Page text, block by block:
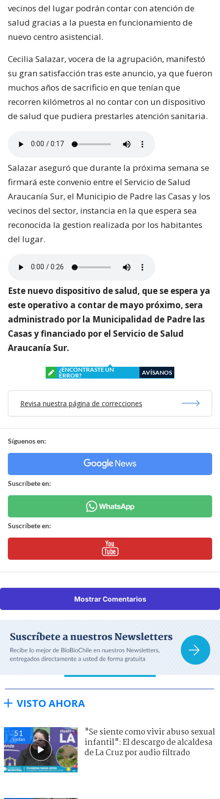
vecinos del lugar podrán contar con atención de
salud gracias a la puesta en funcionamiento de
nuevo centro asistencial.
Cecilia Salazar, vocera de la agrupación, manifestó
su gran satisfacción tras este anuncio, ya que fueron
muchos años de sacrificio en que tenían que
recorren kilómetros al no contar con un dispositivo
de salud que pudiera prestarles atención sanitaria.
Salazar aseguró que durante la próxima semana se
firmará este convenio entre el Servicio de Salud
Araucanía Sur, el Municipio de Padre las Casas y los
vecinos del sector, instancia en la que espera sea
reconocida la gestion realizada por los habitantes
del lugar.
Este nuevo dispositivo de salud, que se espera ya
este operativo a contar de mayo próximo, sera
administrado por la Municipalidad de Padre las
Casas y financiado por el Servicio de Salud
Araucanía Sur.
¿ENCONTRASTE UN
ERROR?
AVÍSANOS
Revisa nuestra página de correcciones
Síguenos en:
Suscríbete en:
Suscríbete en:
Mostrar Comentarios
VISTO AHORA
51
visitas
"Se siente como vivir abuso sexual
infantil": El descargo de alcaldesa
de La Cruz por audio filtrado